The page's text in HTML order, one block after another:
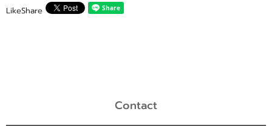
LikeShare
Contact